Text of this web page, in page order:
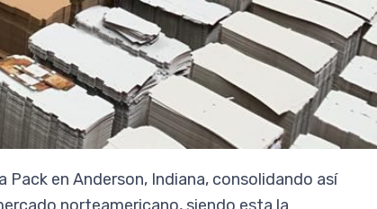
en Anderson, Indiana, consolidando así